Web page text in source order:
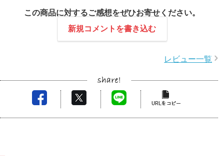
この商品に対するご感想をぜひお寄せください。
新規コメントを書き込む
レビュー一覧